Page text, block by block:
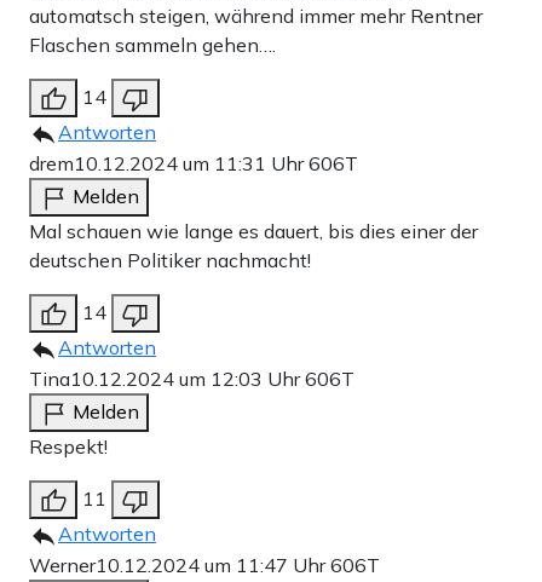
automatsch steigen, während immer mehr Rentner
Flaschen sammeln gehen….
14
Antworten
drem10.12.2024 um 11:31 Uhr606T
Melden
Mal schauen wie lange es dauert, bis dies einer der
deutschen Politiker nachmacht!
14
Antworten
Tina10.12.2024 um 12:03 Uhr606T
Melden
Respekt!
11
Antworten
Werner10.12.2024 um 11:47 Uhr606T